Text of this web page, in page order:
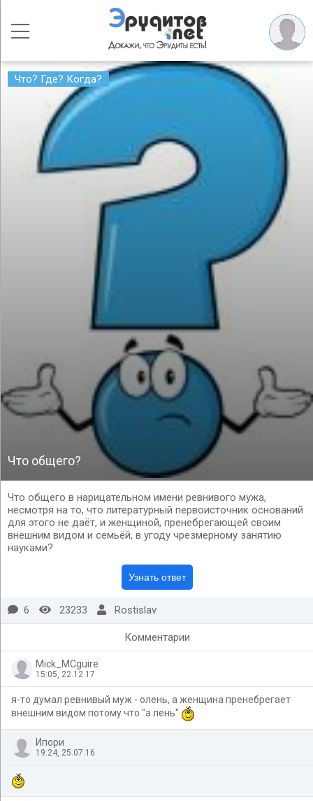
Что? Где? Когда?
Что общего?
Что общего в нарицательном имени ревнивого мужа,
несмотря на то, что литературный первоисточник оснований
для этого не даёт, и женщиной, пренебрегающей своим
внешним видом и семьёй, в угоду чрезмерному занятию
науками?
6 23233 Rostislav
Комментарии
Mick_MCguire
15:05, 22.12.17
я-то думал ревнивый муж - олень, а женщина пренебрегает
внешним видом потому что "а лень"
Ипори
19:24, 25.07.16